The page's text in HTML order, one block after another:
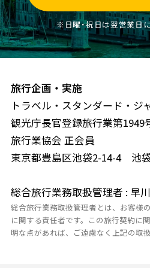
※日曜・祝日は翌営業日
旅行企画・実施
トラベル・スタンダード・ジ
観光庁長官登録旅行業第1949
旅行業協会 正会員
東京都豊島区池袋2-14-4 池
総合旅行業務取扱管理者 : 早
総合旅行業務取扱管理者とは、お客様
に関する責任者です。この旅行契約に
明な点があれば、ご遠慮なく上記の取